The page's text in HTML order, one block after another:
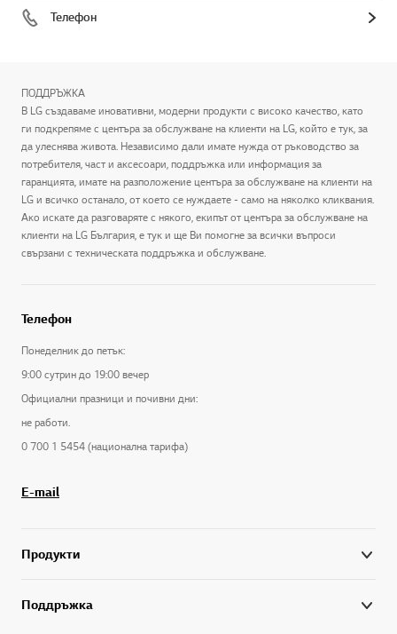
Телефон
ПОДДРЪЖКА
В LG създаваме иновативни, модерни продукти с високо качество, като
ги подкрепяме с центъра за обслужване на клиенти на LG, който е тук, за
да улеснява живота. Независимо дали имате нужда от ръководство за
потребителя, част и аксесоари, поддръжка или информация за
гаранцията, имате на разположение центъра за обслужване на клиенти на
LG и всичко останало, от което се нуждаете - само на няколко кликвания.
Ако искате да разговаряте с някого, екипът от центъра за обслужване на
клиенти на LG България, е тук и ще Ви помогне за всички въпроси
свързани с техническата поддръжка и обслужване.
Телефон
Понеделник до петък:
9:00 сутрин до 19:00 вечер
Официални празници и почивни дни:
не работи.
0 700 1 5454 (национална тарифа)
E-mail
Продукти
Поддръжка